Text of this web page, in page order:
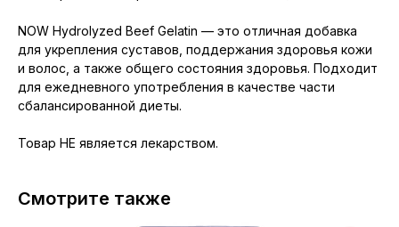
NOW Hydrolyzed Beef Gelatin — это отличная добавка
для укрепления суставов, поддержания здоровья кожи
и волос, а также общего состояния здоровья. Подходит
для ежедневного употребления в качестве части
сбалансированной диеты.
Товар НЕ является лекарством.
Смотрите также